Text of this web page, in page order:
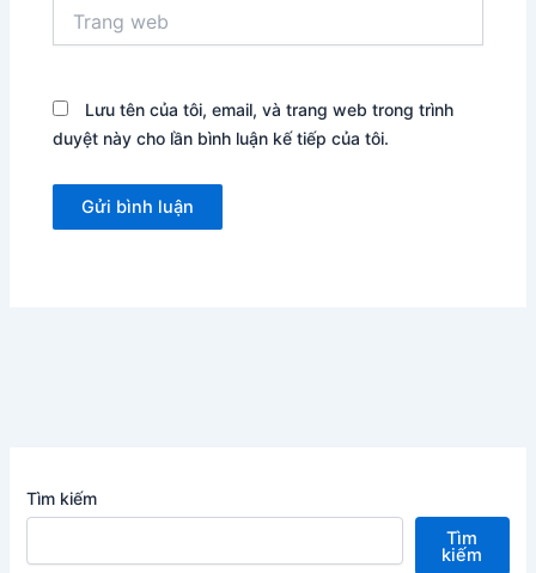
web
Lưu tên của tôi, email, và trang web trong trình
duyệt này cho lần bình luận kế tiếp của tôi.
Tìm kiếm
Tìm
kiếm